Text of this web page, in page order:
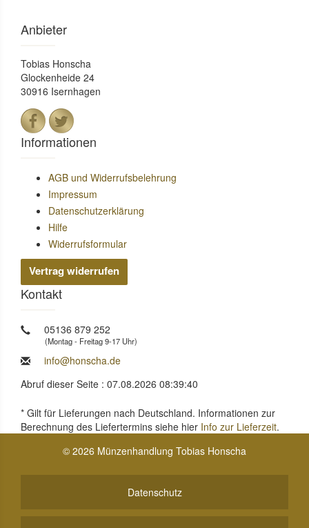
Anbieter
Tobias Honscha
Glockenheide 24
30916 Isernhagen
Informationen
AGB und Widerrufsbelehrung
Impressum
Datenschutzerklärung
Hilfe
Widerrufsformular
Vertrag widerrufen
Kontakt
05136 879 252
(Montag - Freitag 9-17 Uhr)
info@honscha.de
Abruf dieser Seite : 07.08.2026 08:39:40
* Gilt für Lieferungen nach Deutschland. Informationen zur
Berechnung des Liefertermins siehe hier Info zur Lieferzeit.
© 2026 Münzenhandlung Tobias Honscha
Datenschutz